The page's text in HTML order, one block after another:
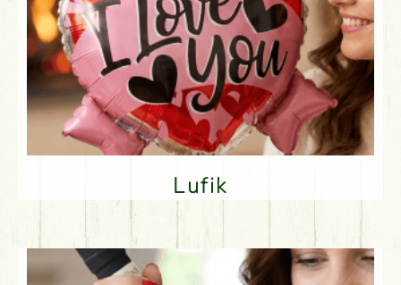
Lufik